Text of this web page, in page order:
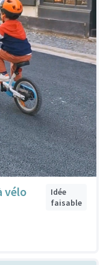
vélo
Idée
faisable